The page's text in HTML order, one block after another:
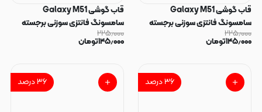
قاب گوشی Galaxy M51
سامسونگ فانتزی سوزنی برجسته
طرح پلنگی پاپ سوکت دار کد
۲۲۵٫۰۰۰
۱۴۵٫۰۰۰تومان
قاب گوشی Galaxy M51
سامسونگ فانتزی سوزنی برجسته
طرح گربه پاپ سوکت دار کد 128835
۲۲۵٫۰۰۰
۱۴۵٫۰۰۰تومان
۳۶درصد ۳۶درصد